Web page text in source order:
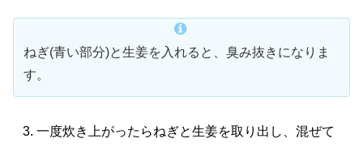
ねぎ(青い部分)と生姜を入れると、臭み抜きになりま
す。
一度炊き上がったらねぎと生姜を取り出し、混ぜて